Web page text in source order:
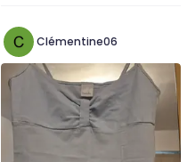
Clémentine06